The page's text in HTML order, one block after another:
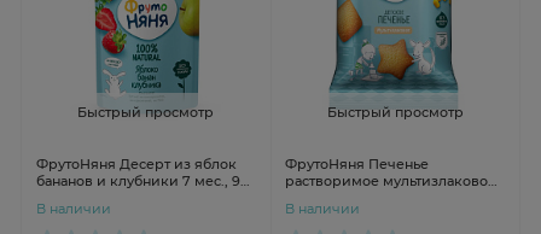
Быстрый просмотр
ФрутоНяня Десерт из яблок
бананов и клубники 7 мес., 90
В наличии
Быстрый просмотр
ФрутоНяня Печенье
растворимое мультизлаковое
минеральными веществами
В наличии